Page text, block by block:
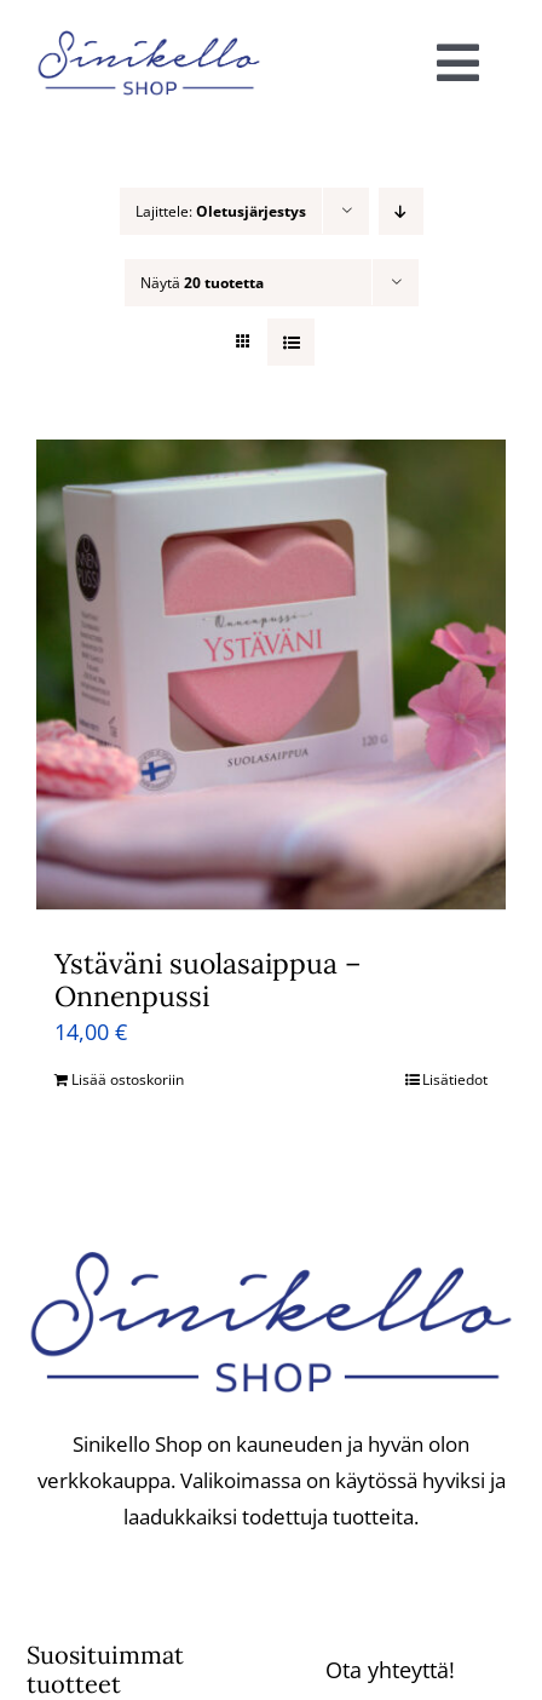
content
Lajittele:Oletusjärjestys
Näytä 20 tuotetta
Ystäväni suolasaippua –
Onnenpussi
14,00 €
Lisää ostoskoriin Lisätiedot
Sinikello Shop on kauneuden ja hyvän olon
verkkokauppa. Valikoimassa on käytössä hyviksi ja
laadukkaiksi todettuja tuotteita.
Suosituimmat
tuotteet
Ota yhteyttä!